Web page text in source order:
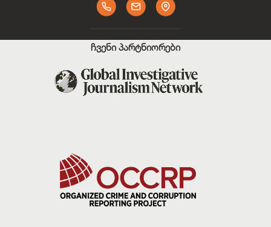
ჩვენი პარტნიორები